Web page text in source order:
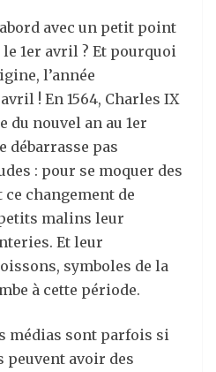
avec un petit point
1er avril ? Et pourquoi
l’année
! En 1564, Charles IX
du nouvel an au 1er
débarrasse pas
: pour se moquer des
changement de
malins leur
Et leur
symboles de la
à cette période.
médias sont parfois si
peuvent avoir des